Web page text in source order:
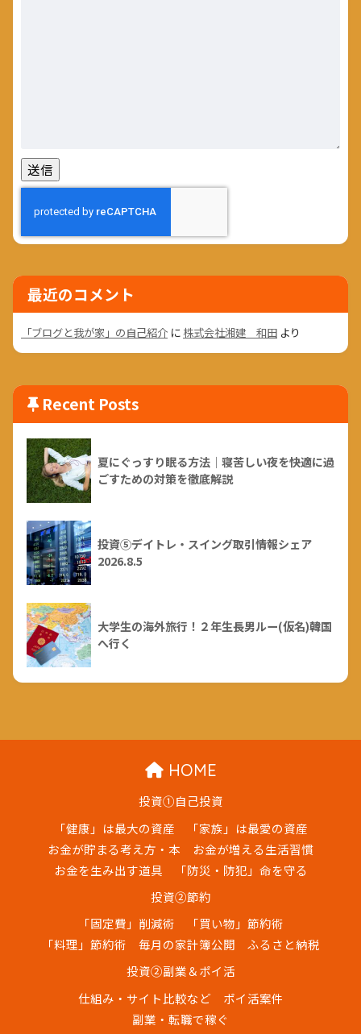
最近のコメント
「ブログと我が家」の自己紹介 に 株式会社湘建 和田 より
Recent Posts
夏にぐっすり眠る方法｜寝苦しい夜を快適に過
ごすための対策を徹底解説
投資⑤デイトレ・スイング取引情報シェア
2026.8.5
大学生の海外旅行！２年生長男ルー(仮名)韓国
へ行く
HOME
投資①自己投資
「健康」は最大の資産
「家族」は最愛の資産
お金が貯まる考え方・本
お金が増える生活習慣
お金を生み出す道具
「防災・防犯」命を守る
投資②節約
「固定費」削減術
「買い物」節約術
「料理」節約術
毎月の家計簿公開
ふるさと納税
投資②副業＆ポイ活
仕組み・サイト比較など
ポイ活案件
副業・転職で稼ぐ